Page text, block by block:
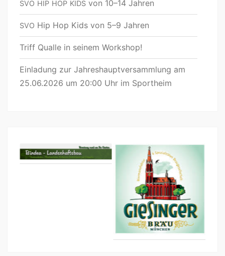
SVO HIP HOP KIDS von 10–14 Jahren
SVO Hip Hop Kids von 5–9 Jahren
Triff Qualle in seinem Workshop!
Einladung zur Jahreshauptversammlung am
25.06.2026 um 20:00 Uhr im Sportheim